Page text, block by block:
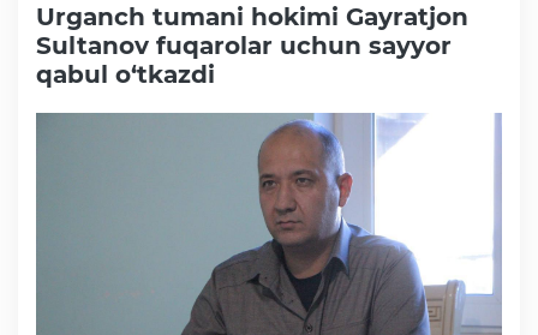
Faoliyat
Statistik va tahliliy axborotlar
Urganch tumani hokimi Gayratjon
Sultanov fuqarolar uchun sayyor
qabul o‘tkazdi